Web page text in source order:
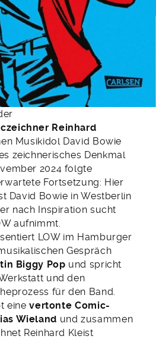
Reinhard
Musikidol David Bowie
zeichnerisches Denkmal
2024 folgte
Fortsetzung: Hier
David Bowie in Westberlin
nach Inspiration sucht
aufnimmt.
LOW im Hamburger
Gespräch
Biggy Pop und spricht
und den
für den Band.
einevertonte Comic-
Wieland und zusammen
Reinhard Kleist